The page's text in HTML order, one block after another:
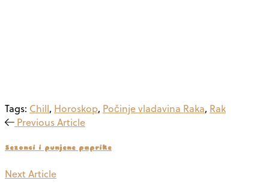
Tags: Chill, Horoskop, Počinje vladavina Raka, Rak
Previous Article
Sezonci i punjene paprike
Next Article